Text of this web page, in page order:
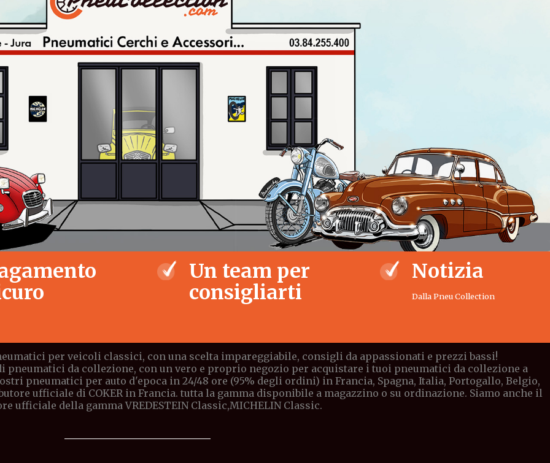
Un team per
consigliarti
Notizia
Dalla Pneu Collection
per veicoli classici, con una scelta impareggiabile, consigli da appassionati e prezzi bassi!
da collezione, con un vero e proprio negozio per acquistare i tuoi pneumatici da collezione a
pneumatici per auto d'epoca in 24/48 ore (95% degli ordini) in Francia, Spagna, Italia, Portogallo, Belgio,
ufficiale di COKER in Francia. tutta la gamma disponibile a magazzino o su ordinazione. Siamo anche il
ufficiale della gamma VREDESTEIN Classic,MICHELIN Classic.